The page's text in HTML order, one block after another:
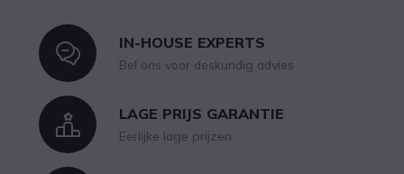
IconIN-HOUSE EXPERTS
Bel ons voor deskundig advies
IconLAGE PRIJS GARANTIE
Eerlijke lage prijzen